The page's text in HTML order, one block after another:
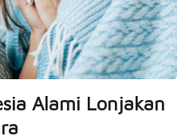
Alami Lonjakan